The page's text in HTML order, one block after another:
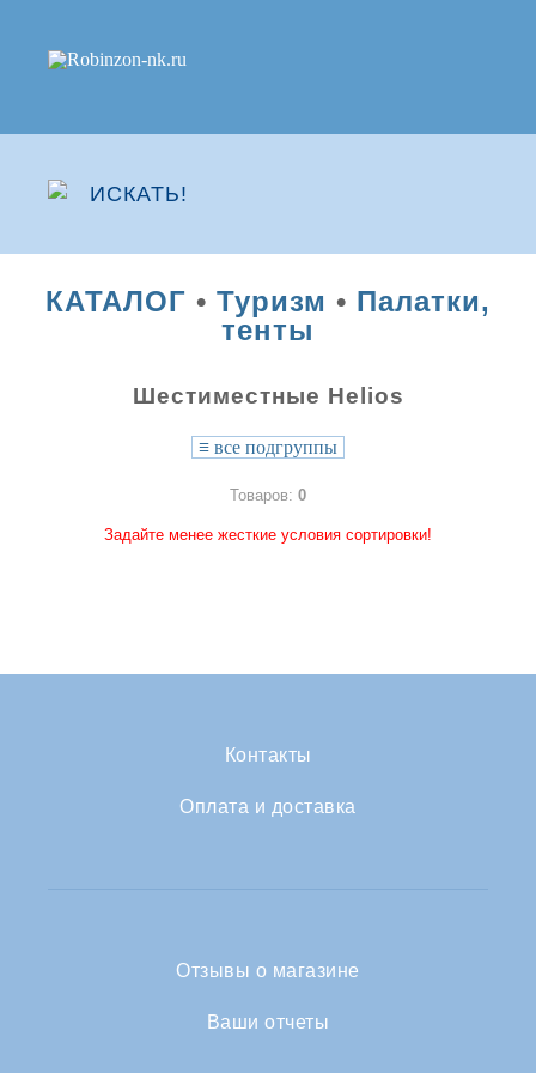
КАТАЛОГ • Туризм • Палатки,
тенты
Шестиместные Helios
≡ все подгруппы
Товаров: 0
Задайте менее жесткие условия сортировки!
Контакты
Оплата и доставка
Отзывы о магазине
Ваши отчеты